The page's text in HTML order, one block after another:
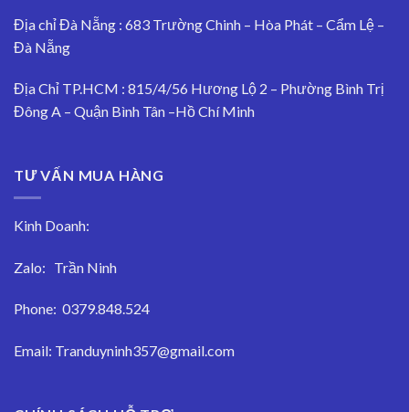
Địa chỉ Đà Nẵng : 683 Trường Chinh – Hòa Phát – Cẩm Lệ –
Đà Nẵng
Địa Chỉ TP.HCM : 815/4/56 Hương Lộ 2 – Phường Bình Trị
Đông A – Quận Bình Tân –Hồ Chí Minh
TƯ VẤN MUA HÀNG
Kinh Doanh:
Zalo: Trần Ninh
Phone: 0379.848.524
Email: Tranduyninh357@gmail.com